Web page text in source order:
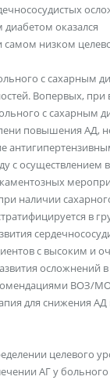
оказался
низком
с сахарным
Вопервых, при
с сахарным
повышения АД,
с осуществлением
наличии
в
с высоким и
осложнений в
ВОЗ/
для снижения АД
целевого
АГ у